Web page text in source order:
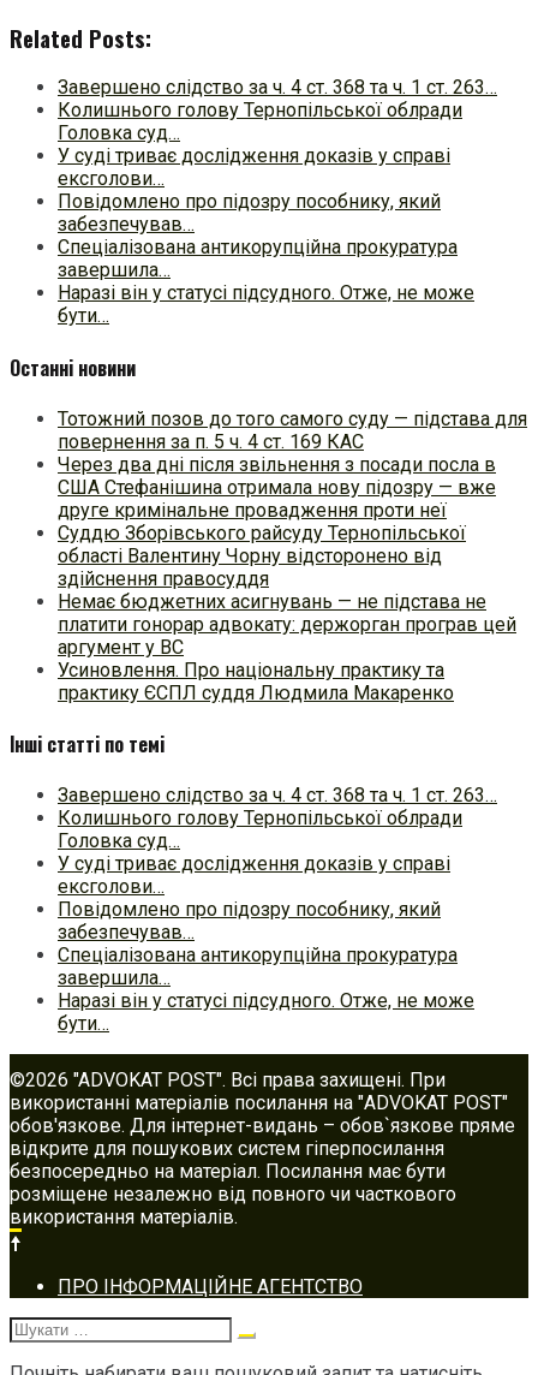
Related Posts:
Завершено слідство за ч. 4 ст. 368 та ч. 1 ст. 263…
Колишнього голову Тернопільської облради
Головка суд…
У суді триває дослідження доказів у справі
ексголови…
Повідомлено про підозру пособнику, який
забезпечував…
Спеціалізована антикорупційна прокуратура
завершила…
Наразі він у статусі підсудного. Отже, не може
бути…
Останні новини
Тотожний позов до того самого суду — підстава для
повернення за п. 5 ч. 4 ст. 169 КАС
Через два дні після звільнення з посади посла в
США Стефанішина отримала нову підозру — вже
друге кримінальне провадження проти неї
Суддю Зборівського райсуду Тернопільської
області Валентину Чорну відсторонено від
здійснення правосуддя
Немає бюджетних асигнувань — не підстава не
платити гонорар адвокату: держорган програв цей
аргумент у ВС
Усиновлення. Про національну практику та
практику ЄСПЛ суддя Людмила Макаренко
Інші статті по темі
Завершено слідство за ч. 4 ст. 368 та ч. 1 ст. 263…
Колишнього голову Тернопільської облради
Головка суд…
У суді триває дослідження доказів у справі
ексголови…
Повідомлено про підозру пособнику, який
забезпечував…
Спеціалізована антикорупційна прокуратура
завершила…
Наразі він у статусі підсудного. Отже, не може
бути…
©2026 "ADVOKAT POST". Всі права захищені. При
використанні матеріалів посилання на "ADVOKAT POST"
обов'язкове. Для інтернет-видань – обов`язкове пряме
відкрите для пошукових систем гіперпосилання
безпосередньо на матеріал. Посилання має бути
розміщене незалежно від повного чи часткового
використання матеріалів.
Footer
navigation
ПРО ІНФОРМАЦІЙНЕ АГЕНТСТВО
Шукати: